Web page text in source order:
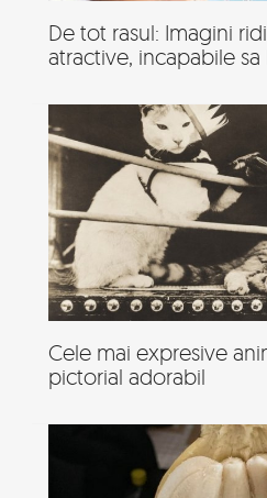
De tot rasul: Imagini
atractive, incapabile sa
Cele mai expresive
pictorial adorabil